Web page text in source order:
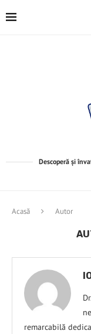
Descoperă și
Acasă Autor
remarcabilă